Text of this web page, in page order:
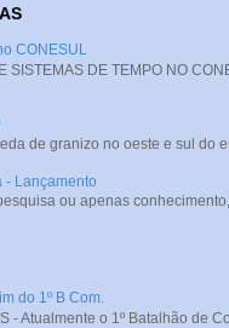
CONESUL
SISTEMAS DE TEMPO NO
de granizo no oeste e sul do
- Lançamento
ou apenas
do 1º B Com.
- Atualmente o 1º Batalhão de